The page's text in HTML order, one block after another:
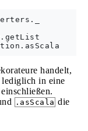
handelt,
lediglich in eine
.asScala die